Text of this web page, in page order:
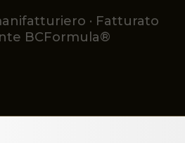
· Fatturato
BCFormula®